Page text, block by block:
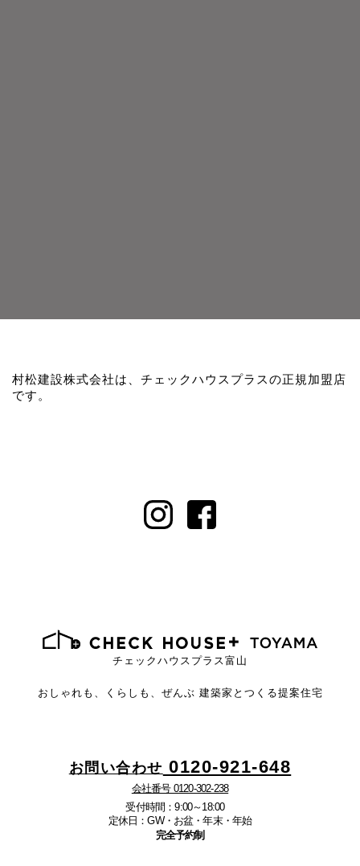
村松建設株式会社は、チェックハウスプラスの正規加盟店
です。
チェックハウスプラス富山
おしゃれも、くらしも、ぜんぶ 建築家とつくる提案住宅
お問い合わせ 0120-921-648
会社番号 0120-302-238
受付時間：9:00～18:00
定休日：GW・お盆・年末・年始
完全予約制